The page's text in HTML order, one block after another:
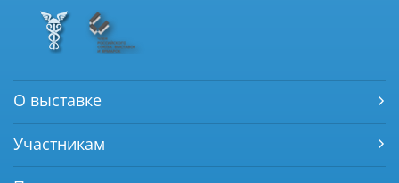
О выставке
Участникам